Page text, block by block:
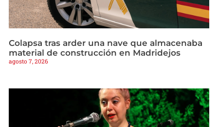
Colapsa tras arder una nave que almacenaba
material de construcción en Madridejos
agosto 7, 2026